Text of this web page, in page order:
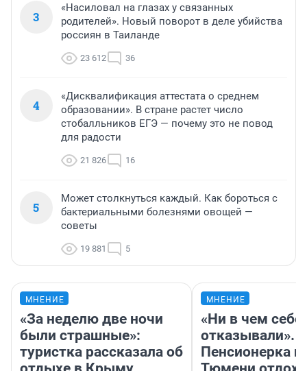
3
«Насиловал на глазах у связанных
родителей». Новый поворот в деле убийства
россиян в Таиланде
23 612 36
4
«Дисквалификация аттестата о среднем
образовании». В стране растет число
стобалльников ЕГЭ — почему это не повод
для радости
21 826 16
5
Может столкнуться каждый. Как бороться с
бактериальными болезнями овощей —
советы
19 881 5
МНЕНИЕ
«За неделю две ночи
были страшные»:
туристка рассказала об
МНЕНИЕ
«Ни в чем себе
отказывали».
Пенсионерка